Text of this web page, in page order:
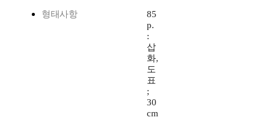
형태사항
85
p.
:
삽
화,
도
표
;
30
cm